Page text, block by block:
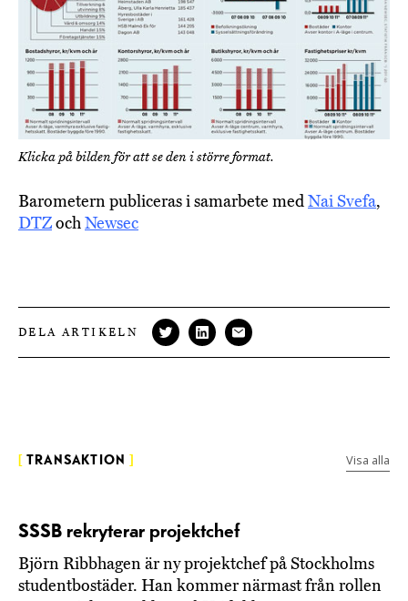
Klicka på bilden för att se den i större format.
Barometern publiceras i samarbete medNai Svefa,
DTZochNewsec
DELA ARTIKELN
[ TRANSAKTION ] Visa alla
SSSB rekryterar projektchef
Björn Ribbhagen är ny projektchef på Stockholms
studentbostäder. Han kommer närmast från rollen